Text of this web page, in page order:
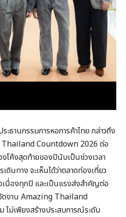
ะธานกรรมการหอการค้าไทย กล่าวถึง
Countdown 2026 ต่อ
งโค้งสุดท้ายของปีนับเป็นช่วงเวลา
ดินทาง จะเห็นได้ว่าตลาดท่องเที่ยว
เนื่องทุกปี และเป็นแรงส่งสำคัญต่อ
จัดงาน Amazing Thailand
ม่เพียงสร้างประสบการณ์ระดับ